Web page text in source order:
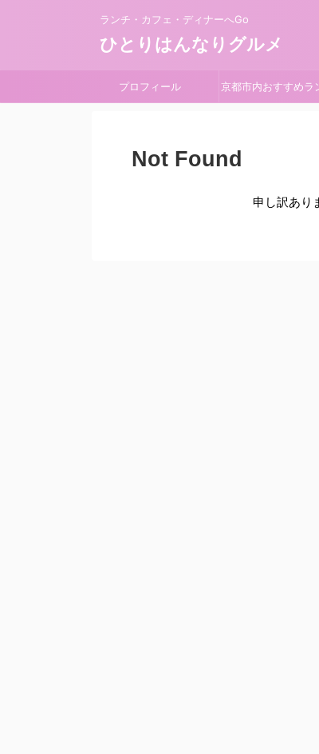
ランチ・カフェ・ディナーへGo
ひとりはんなりグルメ
プロフィール 京都市内おすすめラ
Not Found
申し訳あり